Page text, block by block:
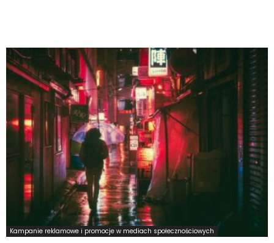
Kampanie reklamowe i promocje w mediach społecznościowych